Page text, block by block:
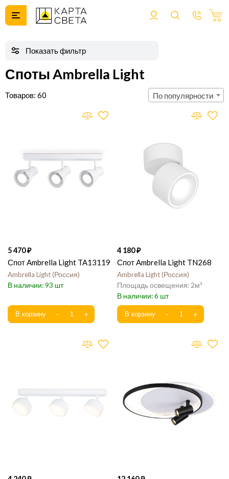
Споты Ambrella Light
60 По популярности
5 470
Спот Ambrella Light TA13119
Ambrella Light Россия
93
4 180
Спот Ambrella Light TN268
Ambrella Light Россия
2
6